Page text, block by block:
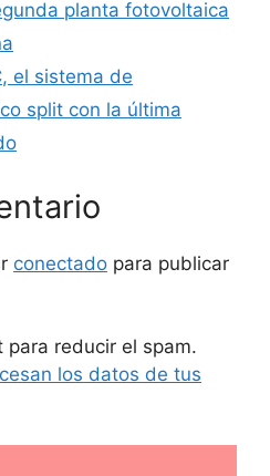
planta fotovoltaica
el sistema de
split con la última
conectado para publicar
para reducir el spam.
los datos de tus